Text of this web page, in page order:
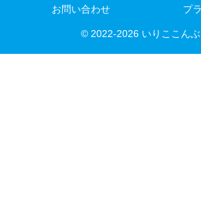
お問い合わせ
プ
© 2022-2026 いりここん